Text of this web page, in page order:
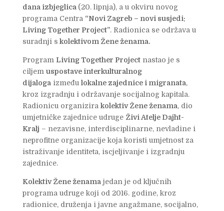
dana izbjeglica (20. lipnja), a u okviru novog
programa Centra “Novi Zagreb – novi susjedi:
Living Together Project”. Radionica se održava u
suradnji s kolektivom Žene ženama.
Program Living Together Projectnastao je s
ciljem uspostave interkulturalnog
dijaloga između lokalne zajednice i migranata,
kroz izgradnju i održavanje socijalnog kapitala.
Radionicu organizira kolektiv Žene ženama, dio
umjetničke zajednice udruge Živi Atelje Dajht-
Kralj – nezavisne, interdisciplinarne, nevladine i
neprofitne organizacije koja koristi umjetnost za
istraživanje identiteta, iscjeljivanje i izgradnju
zajednice.
Kolektiv Žene ženama jedan je od ključnih
programa udruge koji od 2016. godine, kroz
radionice, druženja i javne angažmane, socijalno,